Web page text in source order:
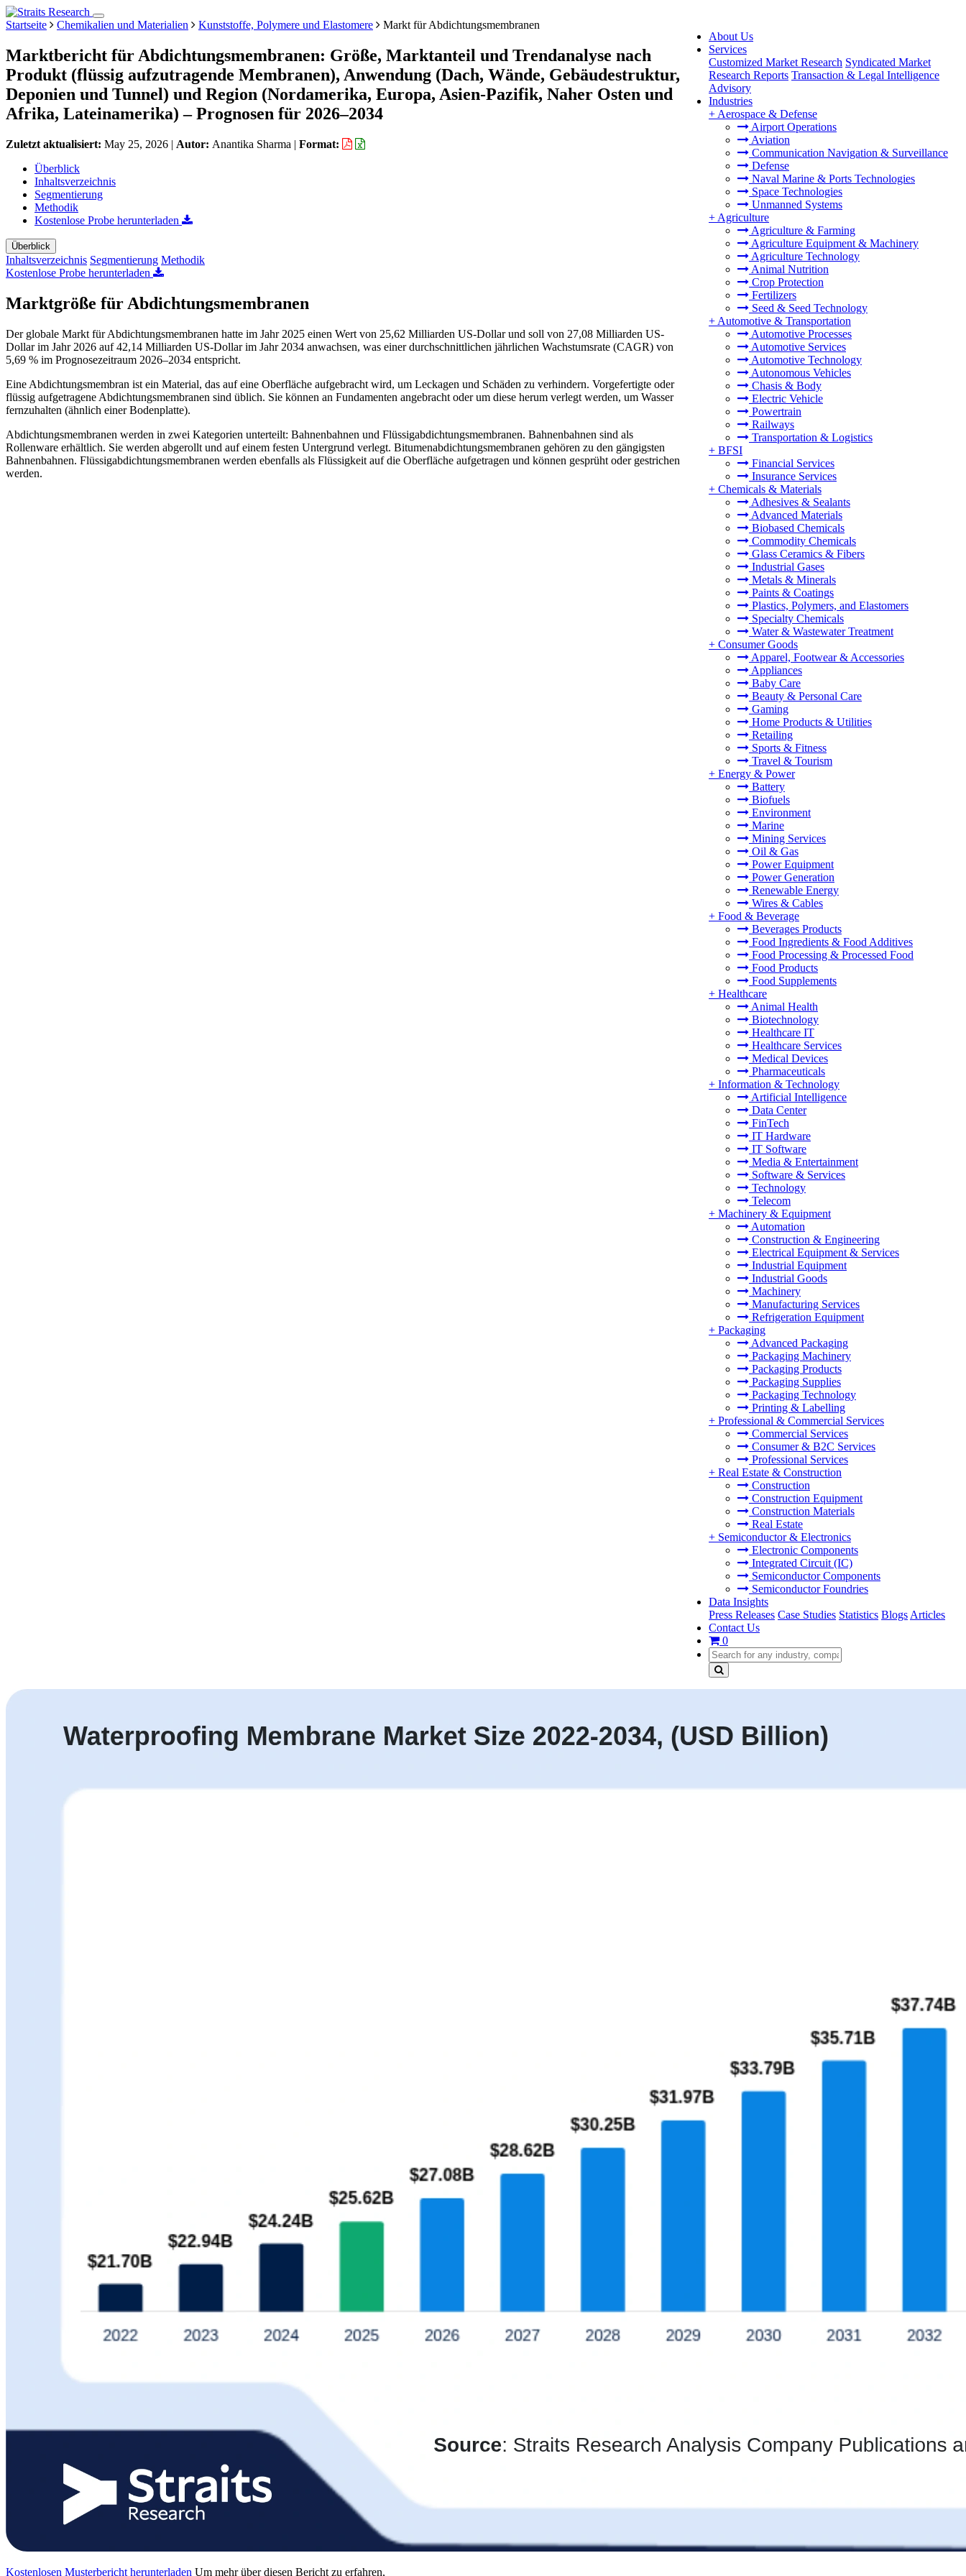
About Us
Services
Customized Market Research Syndicated Market
Research Reports Transaction & Legal Intelligence
Advisory
Industries
+ Aerospace & Defense
Airport Operations
Aviation
Communication Navigation & Surveillance
Defense
Naval Marine & Ports Technologies
Space Technologies
Unmanned Systems
+ Agriculture
Agriculture & Farming
Agriculture Equipment & Machinery
Agriculture Technology
Animal Nutrition
Crop Protection
Fertilizers
Seed & Seed Technology
+ Automotive & Transportation
Automotive Processes
Automotive Services
Automotive Technology
Autonomous Vehicles
Chasis & Body
Electric Vehicle
Powertrain
Railways
Transportation & Logistics
+ BFSI
Financial Services
Insurance Services
+ Chemicals & Materials
Adhesives & Sealants
Advanced Materials
Biobased Chemicals
Commodity Chemicals
Glass Ceramics & Fibers
Industrial Gases
Metals & Minerals
Paints & Coatings
Plastics, Polymers, and Elastomers
Specialty Chemicals
Water & Wastewater Treatment
+ Consumer Goods
Apparel, Footwear & Accessories
Appliances
Baby Care
Beauty & Personal Care
Gaming
Home Products & Utilities
Retailing
Sports & Fitness
Travel & Tourism
+ Energy & Power
Battery
Biofuels
Environment
Marine
Mining Services
Oil & Gas
Power Equipment
Power Generation
Renewable Energy
Wires & Cables
+ Food & Beverage
Beverages Products
Food Ingredients & Food Additives
Food Processing & Processed Food
Food Products
Food Supplements
+ Healthcare
Animal Health
Biotechnology
Healthcare IT
Healthcare Services
Medical Devices
Pharmaceuticals
+ Information & Technology
Artificial Intelligence
Data Center
FinTech
IT Hardware
IT Software
Media & Entertainment
Software & Services
Technology
Telecom
+ Machinery & Equipment
Automation
Construction & Engineering
Electrical Equipment & Services
Industrial Equipment
Industrial Goods
Machinery
Manufacturing Services
Refrigeration Equipment
+ Packaging
Advanced Packaging
Packaging Machinery
Packaging Products
Packaging Supplies
Packaging Technology
Printing & Labelling
+ Professional & Commercial Services
Commercial Services
Consumer & B2C Services
Professional Services
+ Real Estate & Construction
Construction
Construction Equipment
Construction Materials
Real Estate
+ Semiconductor & Electronics
Electronic Components
Integrated Circuit (IC)
Semiconductor Components
Semiconductor Foundries
Data Insights
Press Releases Case Studies Statistics Blogs Articles
Contact Us
0
Startseite Chemikalien und Materialien Kunststoffe, Polymere und Elastomere Markt für Abdichtungsmembranen
Marktbericht für Abdichtungsmembranen: Größe, Marktanteil und Trendanalyse nach
Produkt (flüssig aufzutragende Membranen), Anwendung (Dach, Wände, Gebäudestruktur,
Deponien und Tunnel) und Region (Nordamerika, Europa, Asien-Pazifik, Naher Osten und
Afrika, Lateinamerika) – Prognosen für 2026–2034
Zuletzt aktualisiert: May 25, 2026 | Autor: Anantika Sharma | Format:
Überblick
Inhaltsverzeichnis
Segmentierung
Methodik
Kostenlose Probe herunterladen
Überblick
Inhaltsverzeichnis Segmentierung Methodik
Kostenlose Probe herunterladen
Marktgröße für Abdichtungsmembranen
Der globale Markt für Abdichtungsmembranen hatte im Jahr 2025 einen Wert von 25,62 Milliarden US-Dollar und soll von 27,08 Milliarden US-
Dollar im Jahr 2026 auf 42,14 Milliarden US-Dollar im Jahr 2034 anwachsen, was einer durchschnittlichen jährlichen Wachstumsrate (CAGR) von
5,69 % im Prognosezeitraum 2026–2034 entspricht.
Eine Abdichtungsmembran ist ein Material, das auf eine Oberfläche aufgebracht wird, um Leckagen und Schäden zu verhindern. Vorgefertigte oder
flüssig aufgetragene Abdichtungsmembranen sind üblich. Sie können an Fundamenten angebracht oder um diese herum verlegt werden, um Wasser
fernzuhalten (ähnlich einer Bodenplatte).
Abdichtungsmembranen werden in zwei Kategorien unterteilt: Bahnenbahnen und Flüssigabdichtungsmembranen. Bahnenbahnen sind als
Rollenware erhältlich. Sie werden abgerollt und auf einem festen Untergrund verlegt. Bitumenabdichtungsmembranen gehören zu den gängigsten
Bahnenbahnen. Flüssigabdichtungsmembranen werden ebenfalls als Flüssigkeit auf die Oberfläche aufgetragen und können gesprüht oder gestrichen
werden.
Kostenlosen Musterbericht herunterladen Um mehr über diesen Bericht zu erfahren,